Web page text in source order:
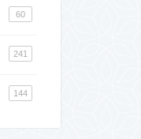
60
241
144